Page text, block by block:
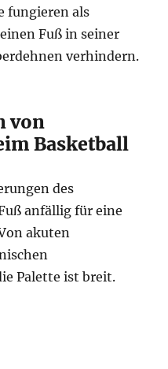
fungieren als
Fuß in seiner
verhindern.
von
Basketball
des
anfällig für eine
akuten
Palette ist breit.